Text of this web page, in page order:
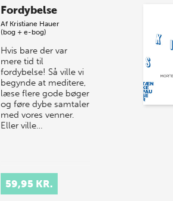
Fordybelse
Af Kristiane Hauer
(bog + e-bog)
Hvis bare der var
mere tid til
fordybelse! Så ville vi
begynde at meditere,
læse flere gode bøger
og føre dybe samtaler
med vores venner.
Eller ville…
59,95 KR.